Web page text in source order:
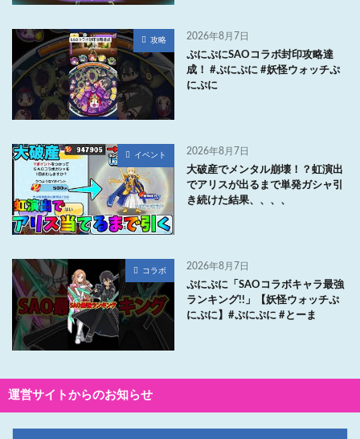
攻略 2026年8月7日
ぷにぷにSAOコラボ封印攻略達
成！ #ぷにぷに #妖怪ウォッチぷ
にぷに
イベント 2026年8月7日
大破産でメンタル崩壊！？虹演出
でアリスが出るまで単発ガシャ引
き続けた結果、、、、
コラボ 2026年8月7日
ぷにぷに「SAOコラボキャラ最強
ランキング!!」【妖怪ウォッチぷ
にぷに】#ぷにぷに #とーま
運営サイトからのお知らせ